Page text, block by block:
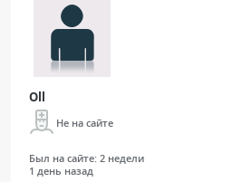
Интерактивные задания
Презентации
Публикации
Журнал "Лучевая
Oll
Не на сайте
Был на сайте: 2 недели
1 день назад